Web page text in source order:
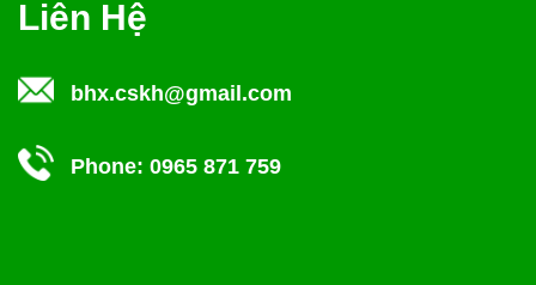
Liên Hệ
bhx.cskh@gmail.com
Phone: 0965 871 759